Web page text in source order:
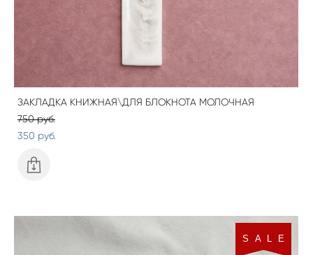
ЗАКЛАДКА КНИЖНАЯ\ДЛЯ БЛОКНОТА МОЛОЧНАЯ
750 pуб.
350 pуб.
S A L E